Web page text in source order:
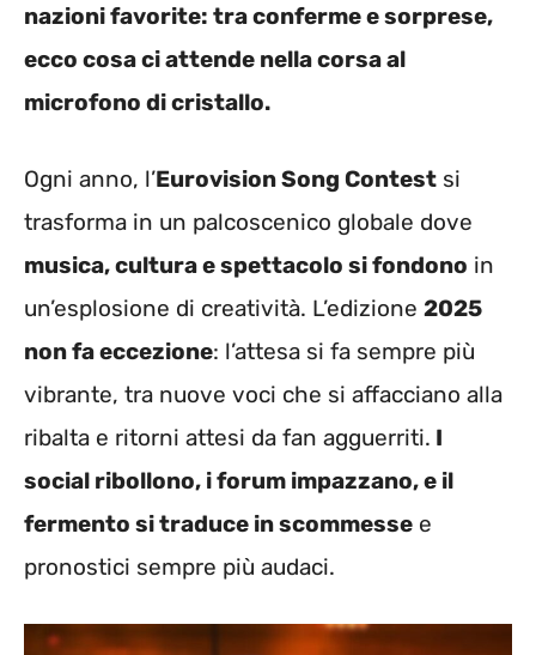
nazioni favorite: tra conferme e sorprese,
ecco cosa ci attende nella corsa al
microfono di cristallo.
Ogni anno, l’Eurovision Song Contest si
trasforma in un palcoscenico globale dove
musica, cultura e spettacolo si fondono in
un’esplosione di creatività. L’edizione 2025
non fa eccezione: l’attesa si fa sempre più
vibrante, tra nuove voci che si affacciano alla
ribalta e ritorni attesi da fan agguerriti. I
social ribollono, i forum impazzano, e il
fermento si traduce in scommesse e
pronostici sempre più audaci.